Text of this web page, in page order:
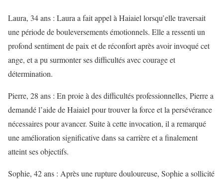
Laura, 34 ans : Laura a fait appel à Haiaiel lorsqu’elle traversait
une période de bouleversements émotionnels. Elle a ressenti un
profond sentiment de paix et de réconfort après avoir invoqué cet
ange, et a pu surmonter ses difficultés avec courage et
détermination.
Pierre, 28 ans : En proie à des difficultés professionnelles, Pierre a
demandé l’aide de Haiaiel pour trouver la force et la persévérance
nécessaires pour avancer. Suite à cette invocation, il a remarqué
une amélioration significative dans sa carrière et a finalement
atteint ses objectifs.
Sophie, 42 ans : Après une rupture douloureuse, Sophie a sollicité